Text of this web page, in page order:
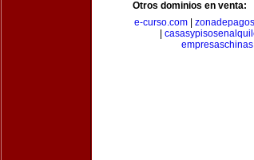
Otros dominios en venta:
e-curso.com|